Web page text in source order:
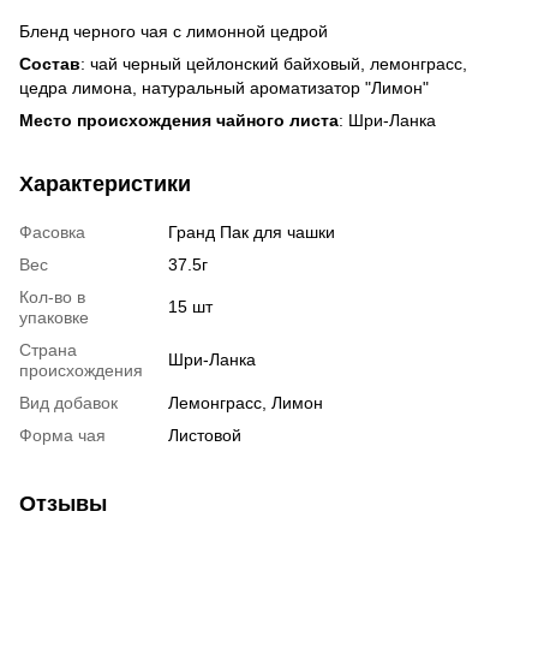
Бленд черного чая с лимонной цедрой
Состав: чай черный цейлонский байховый, лемонграсс,
цедра лимона, натуральный ароматизатор "Лимон"
Место происхождения чайного листа: Шри-Ланка
Характеристики
Фасовка
Гранд Пак для чашки
Вес
37.5г
Кол-во в
упаковке
15 шт
Страна
происхождения
Шри-Ланка
Вид добавок
Лемонграсс, Лимон
Форма чая
Листовой
Отзывы